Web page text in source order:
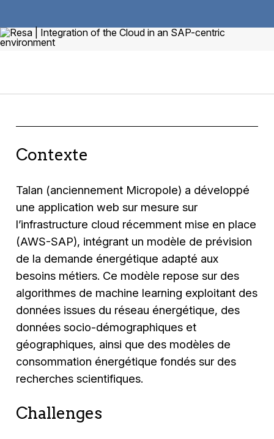
Contexte
Talan (anciennement Micropole) a développé
une application web sur mesure sur
l’infrastructure cloud récemment mise en place
(AWS-SAP), intégrant un modèle de prévision
de la demande énergétique adapté aux
besoins métiers. Ce modèle repose sur des
algorithmes de machine learning exploitant des
données issues du réseau énergétique, des
données socio-démographiques et
géographiques, ainsi que des modèles de
consommation énergétique fondés sur des
recherches scientifiques.
Challenges